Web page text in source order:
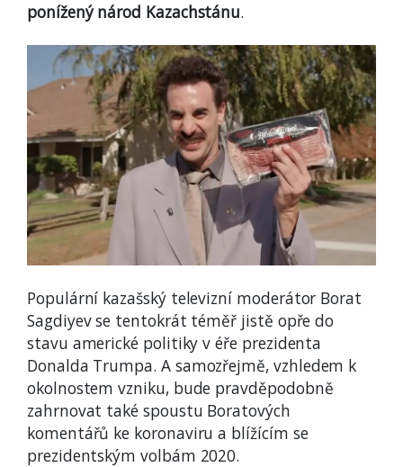
ponížený národ Kazachstánu.
Populární kazašský televizní moderátor Borat
Sagdiyev se tentokrát téměř jistě opře do
stavu americké politiky v éře prezidenta
Donalda Trumpa. A samozřejmě, vzhledem k
okolnostem vzniku, bude pravděpodobně
zahrnovat také spoustu Boratových
komentářů ke koronaviru a blížícím se
prezidentským volbám 2020.